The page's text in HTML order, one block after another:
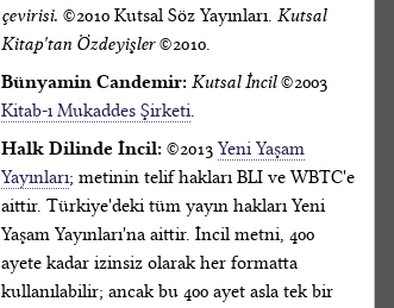
çevirisi. ©2010 Kutsal Söz Yayınları. Kutsal
Kitap'tan Özdeyişler©2010.
Bünyamin Candemir: Kutsal İncil©2003
Kitab-ı Mukaddes Şirketi.
Halk Dilinde İncil: ©2013 Yeni Yaşam
Yayınları; metinin telif hakları BLI ve WBTC'e
aittir. Türkiye'deki tüm yayın hakları Yeni
Yaşam Yayınları'na aittir. İncil metni, 400
ayete kadar izinsiz olarak her formatta
kullanılabilir; ancak bu 400 ayet asla tek bir